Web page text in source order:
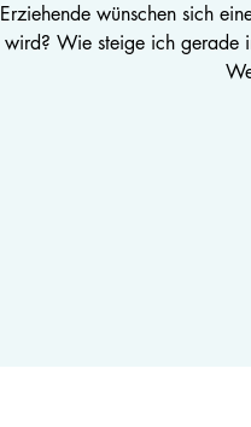
Erziehende wünschen sich
wird? Wie steige ich gerade